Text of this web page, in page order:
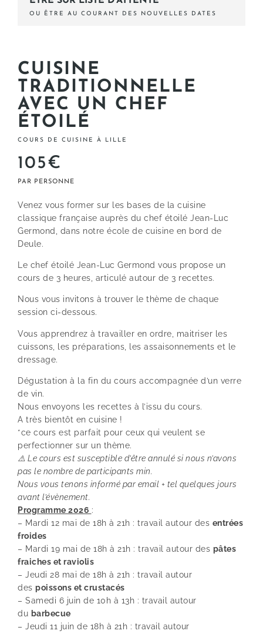
OU ÊTRE AU COURANT DES NOUVELLES DATES
CUISINE
TRADITIONNELLE
AVEC UN CHEF
ÉTOILÉ
COURS DE CUISINE À LILLE
105€
Venez vous former sur les bases de la cuisine
classique française auprès du chef étoilé Jean-Luc
Germond, dans notre école de cuisine en bord de
Deule.
Le chef étoilé Jean-Luc Germond vous propose un
cours de 3 heures, articulé autour de 3 recettes.
Nous vous invitons à trouver le thème de chaque
session ci-dessous.
Vous apprendrez à travailler en ordre, maitriser les
cuissons, les préparations, les assaisonnements et le
dressage.
Dégustation à la fin du cours accompagnée d’un verre
de vin.
Nous envoyons les recettes à l’issu du cours.
A très bientôt en cuisine !
*ce cours est parfait pour ceux qui veulent se
perfectionner sur un thème.
⚠️ Le cours est susceptible d’être annulé si nous n’avons
pas le nombre de participants min.
Nous vous tenons informé par email + tel quelques jours
avant l’évènement.
Programme 2026 :
– Mardi 12 mai de 18h à 21h : travail autour des entrées
froides
– Mardi 19 mai de 18h à 21h : travail autour des pâtes
fraiches et raviolis
– Jeudi 28 mai de 18h à 21h : travail autour
des poissons et crustacés
– Samedi 6 juin de 10h à 13h : travail autour
du barbecue
– Jeudi 11 juin de 18h à 21h : travail autour